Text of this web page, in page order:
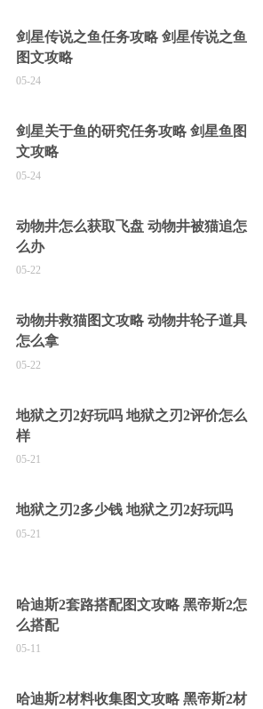
剑星传说之鱼任务攻略 剑星传说之鱼
图文攻略
05-24
剑星关于鱼的研究任务攻略 剑星鱼图
文攻略
05-24
动物井怎么获取飞盘 动物井被猫追怎
么办
05-22
动物井救猫图文攻略 动物井轮子道具
怎么拿
05-22
地狱之刃2好玩吗 地狱之刃2评价怎么
样
05-21
地狱之刃2多少钱 地狱之刃2好玩吗
05-21
哈迪斯2套路搭配图文攻略 黑帝斯2怎
么搭配
05-11
哈迪斯2材料收集图文攻略 黑帝斯2材